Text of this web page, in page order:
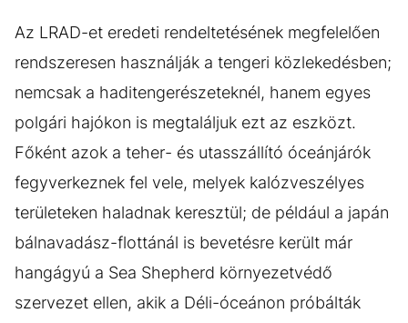
Az LRAD-et eredeti rendeltetésének megfelelően
rendszeresen használják a tengeri közlekedésben;
nemcsak a haditengerészeteknél, hanem egyes
polgári hajókon is megtaláljuk ezt az eszközt.
Főként azok a teher- és utasszállító óceánjárók
fegyverkeznek fel vele, melyek kalózveszélyes
területeken haladnak keresztül; de például a japán
bálnavadász-flottánál is bevetésre került már
hangágyú a Sea Shepherd környezetvédő
szervezet ellen, akik a Déli-óceánon próbálták